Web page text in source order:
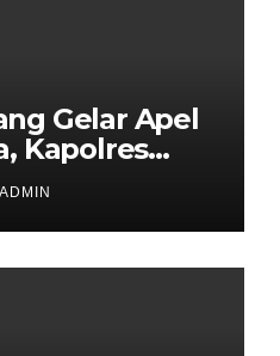
Gelar Apel
Kapolres
dan
Musim
ADMIN